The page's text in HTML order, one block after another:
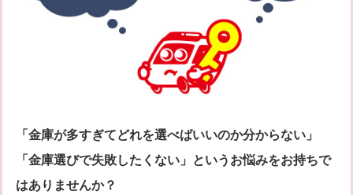
お車、バイクのメーカー・車種
かんたん料金チェック
「金庫が多すぎてどれを選べばいいのか分からない」
「金庫選びで失敗したくない」というお悩みをお持ちで
はありませんか？